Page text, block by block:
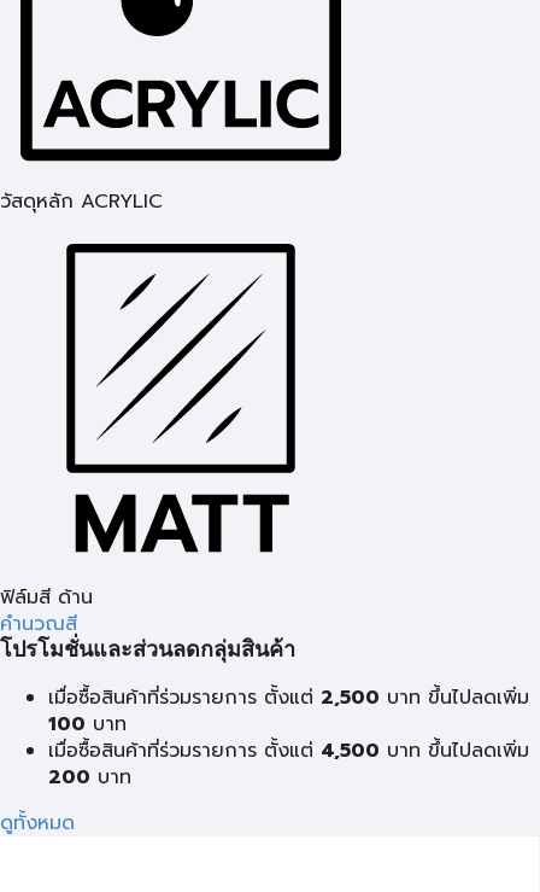
วัสดุหลัก ACRYLIC
ฟิล์มสี ด้าน
คำนวณสี
โปรโมชั่นและส่วนลดกลุ่มสินค้า
เมื่อซื้อสินค้าที่ร่วมรายการ ตั้งแต่ 2,500 บาท ขึ้นไปลดเพิ่ม
100 บาท
เมื่อซื้อสินค้าที่ร่วมรายการ ตั้งแต่ 4,500 บาท ขึ้นไปลดเพิ่ม
200 บาท
ดูทั้งหมด